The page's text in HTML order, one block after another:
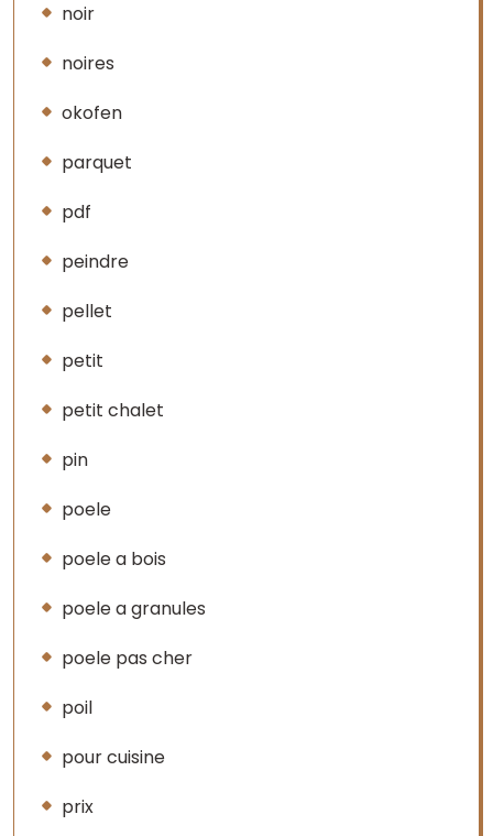
noir
noires
okofen
parquet
pdf
peindre
pellet
petit
petit chalet
pin
poele
poele a bois
poele a granules
poele pas cher
poil
pour cuisine
prix